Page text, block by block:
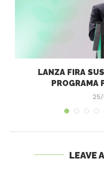
LANZA FIRA
PROGRAMA
LEAVE